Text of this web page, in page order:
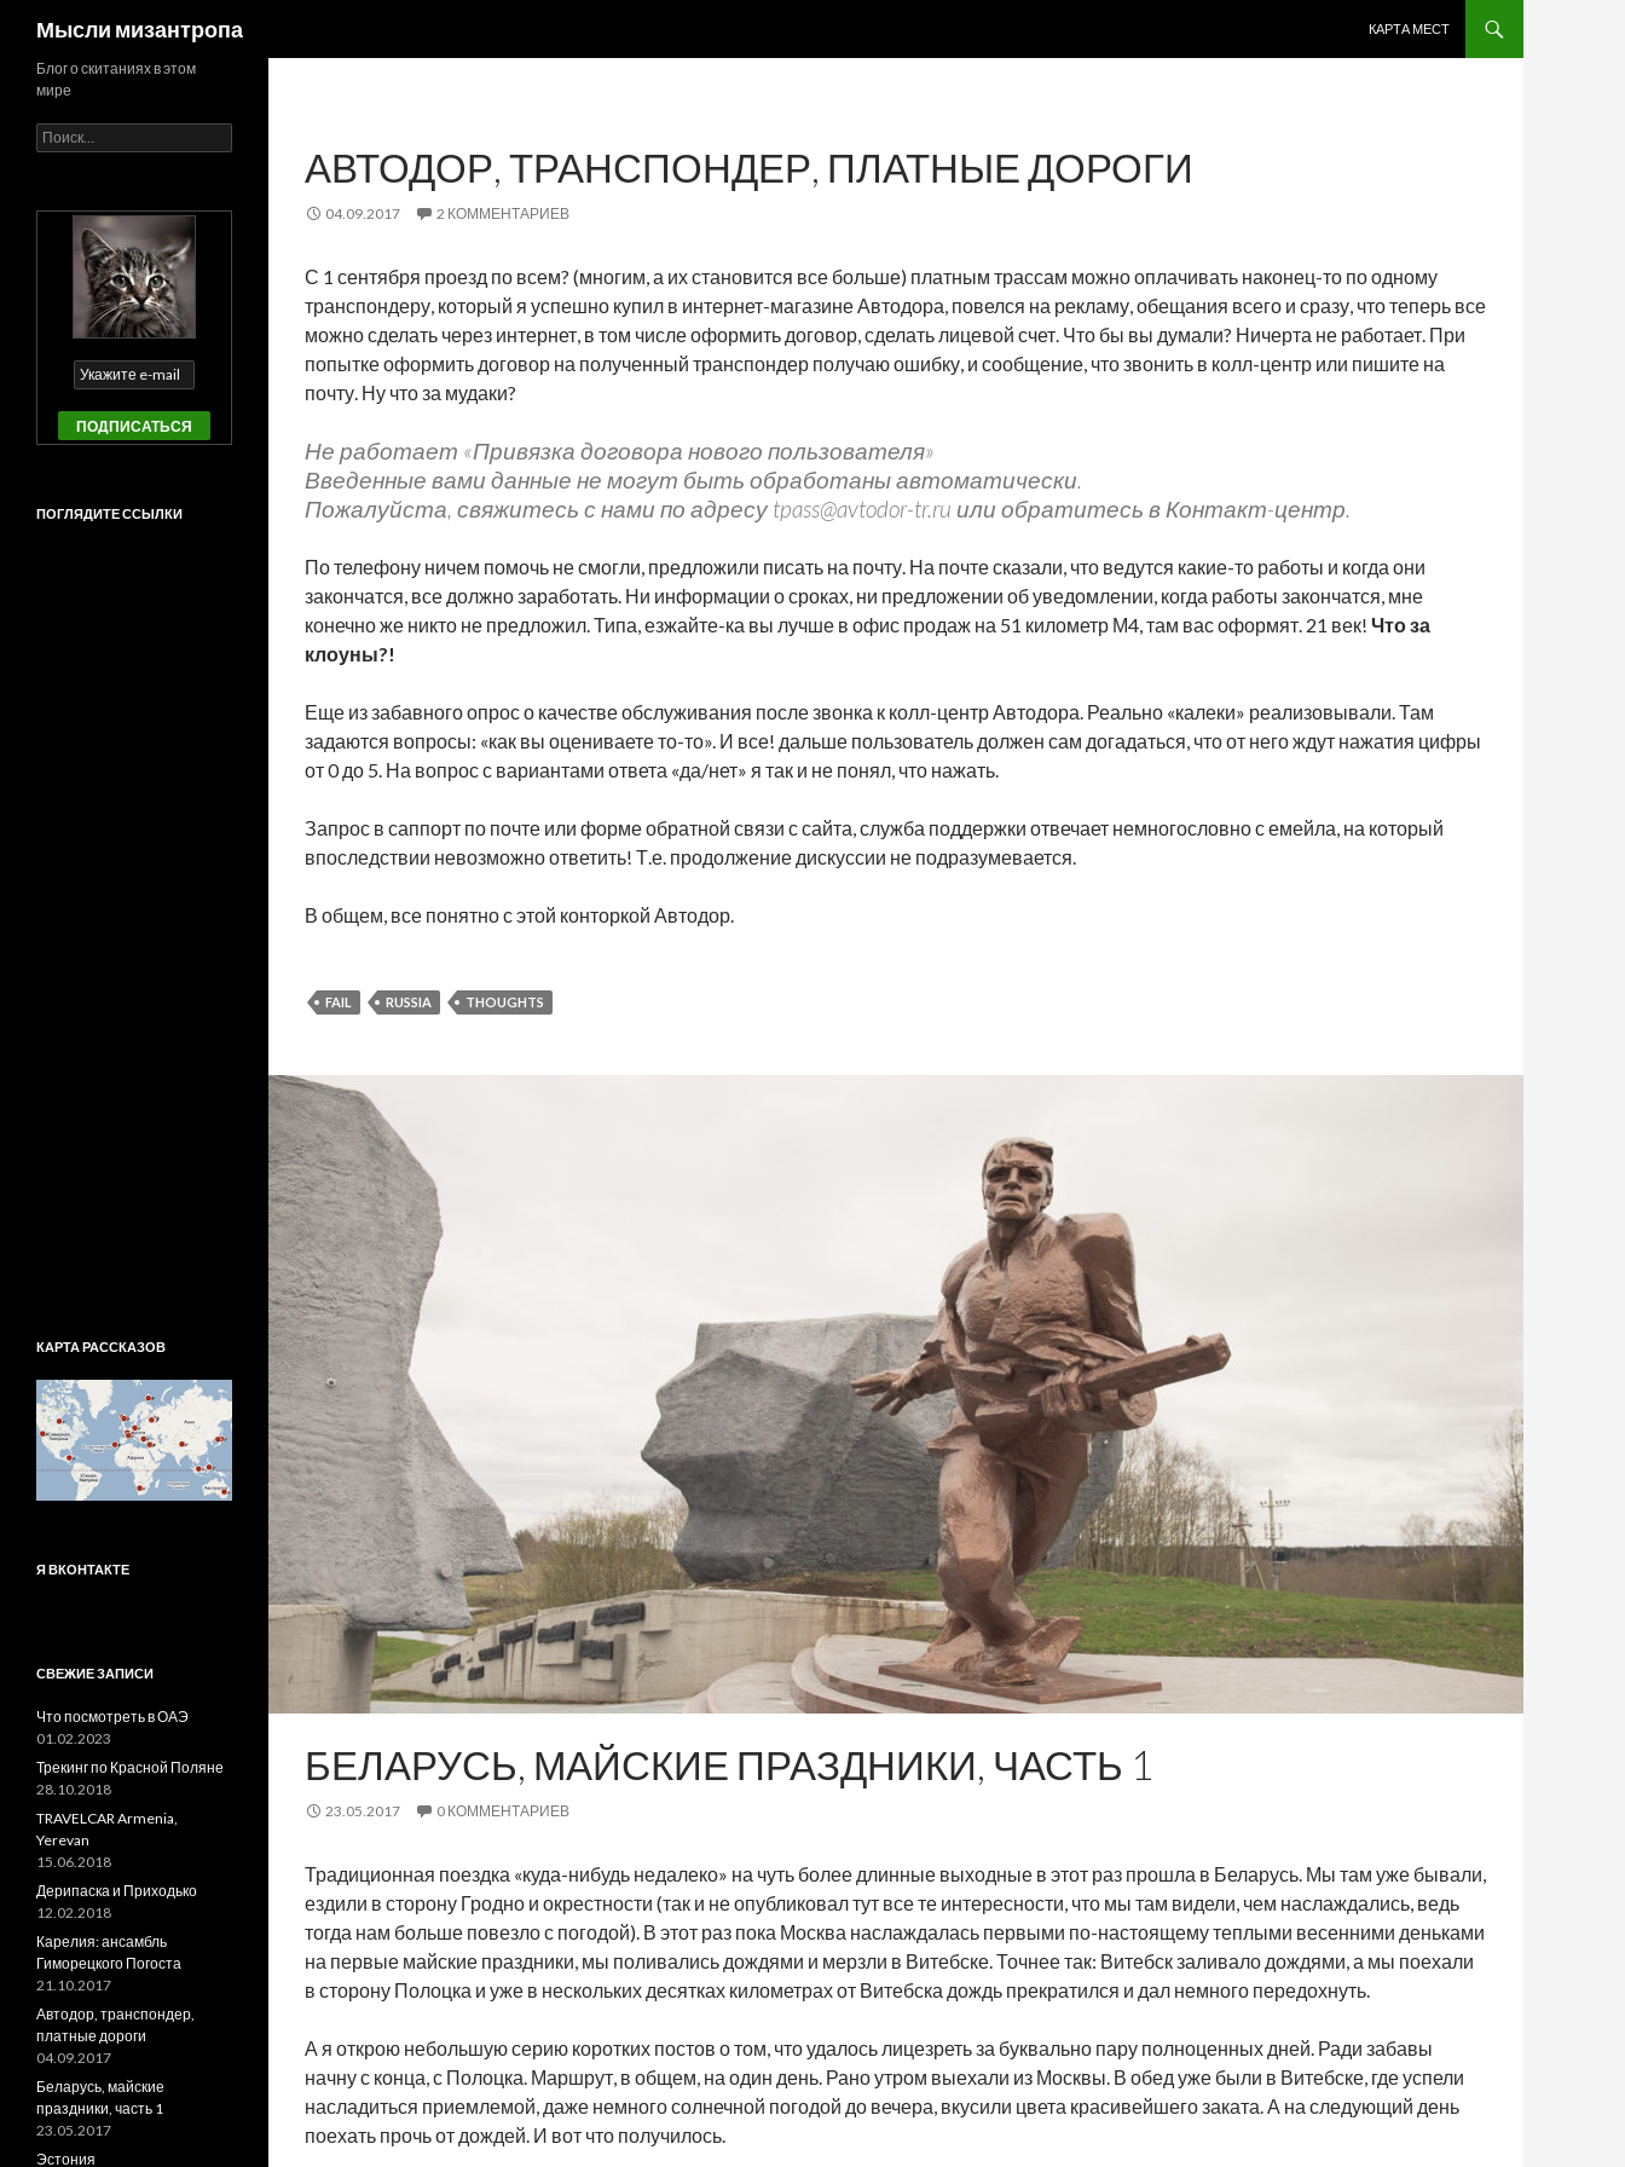
Мысли мизантропа
КАРТА МЕСТ
АВТОДОР, ТРАНСПОНДЕР, ПЛАТНЫЕ ДОРОГИ
04.09.2017 2 КОММЕНТАРИЕВ
С 1 сентября проезд по всем? (многим, а их становится все больше) платным трассам можно оплачивать наконец-то по одному
транспондеру, который я успешно купил в интернет-магазине Автодора, повелся на рекламу, обещания всего и сразу, что теперь все
можно сделать через интернет, в том числе оформить договор, сделать лицевой счет. Что бы вы думали? Ничерта не работает. При
попытке оформить договор на полученный транспондер получаю ошибку, и сообщение, что звонить в колл-центр или пишите на
почту. Ну что за мудаки?
Не работает «Привязка договора нового пользователя»
Введенные вами данные не могут быть обработаны автоматически.
Пожалуйста, свяжитесь с нами по адресу tpass@avtodor-tr.ru или обратитесь в Контакт-центр.
По телефону ничем помочь не смогли, предложили писать на почту. На почте сказали, что ведутся какие-то работы и когда они
закончатся, все должно заработать. Ни информации о сроках, ни предложении об уведомлении, когда работы закончатся, мне
конечно же никто не предложил. Типа, езжайте-ка вы лучше в офис продаж на 51 километр М4, там вас оформят. 21 век! Что за
клоуны?!
Еще из забавного опрос о качестве обслуживания после звонка к колл-центр Автодора. Реально «калеки» реализовывали. Там
задаются вопросы: «как вы оцениваете то-то». И все! дальше пользователь должен сам догадаться, что от него ждут нажатия цифры
от 0 до 5. На вопрос с вариантами ответа «да/нет» я так и не понял, что нажать.
Запрос в саппорт по почте или форме обратной связи с сайта, служба поддержки отвечает немногословно с емейла, на который
впоследствии невозможно ответить! Т.е. продолжение дискуссии не подразумевается.
В общем, все понятно с этой конторкой Автодор.
FAIL RUSSIA THOUGHTS
БЕЛАРУСЬ, МАЙСКИЕ ПРАЗДНИКИ, ЧАСТЬ 1
23.05.2017 0 КОММЕНТАРИЕВ
Традиционная поездка «куда-нибудь недалеко» на чуть более длинные выходные в этот раз прошла в Беларусь. Мы там уже бывали,
ездили в сторону Гродно и окрестности (так и не опубликовал тут все те интересности, что мы там видели, чем наслаждались, ведь
тогда нам больше повезло с погодой). В этот раз пока Москва наслаждалась первыми по-настоящему теплыми весенними деньками
на первые майские праздники, мы поливались дождями и мерзли в Витебске. Точнее так: Витебск заливало дождями, а мы поехали
в сторону Полоцка и уже в нескольких десятках километрах от Витебска дождь прекратился и дал немного передохнуть.
А я открою небольшую серию коротких постов о том, что удалось лицезреть за буквально пару полноценных дней. Ради забавы
начну с конца, с Полоцка. Маршрут, в общем, на один день. Рано утром выехали из Москвы. В обед уже были в Витебске, где успели
насладиться приемлемой, даже немного солнечной погодой до вечера, вкусили цвета красивейшего заката. А на следующий день
поехать прочь от дождей. И вот что получилось.
Блог о скитаниях в этом
мире
Найти:
ПОГЛЯДИТЕ ССЫЛКИ
КАРТА РАССКАЗОВ
Я ВКОНТАКТЕ
СВЕЖИЕ ЗАПИСИ
Что посмотреть в ОАЭ
01.02.2023
Трекинг по Красной Поляне
28.10.2018
TRAVELCAR Armenia,
Yerevan
15.06.2018
Дерипаска и Приходько
12.02.2018
Карелия: ансамбль
Гиморецкого Погоста
21.10.2017
Автодор, транспондер,
платные дороги
04.09.2017
Беларусь, майские
праздники, часть 1
23.05.2017
Эстония